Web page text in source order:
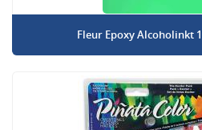
Fleur Epoxy Alcoholinkt